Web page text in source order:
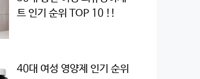
트 인기 순위 TOP 10 !!
40대 여성 영양제 인기 순위